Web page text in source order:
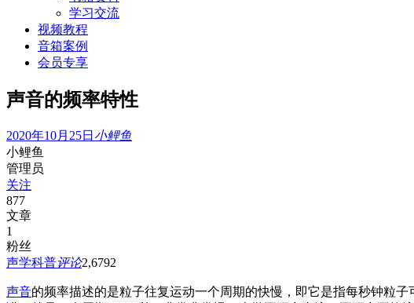
学习交流
视频教程
音箱案例
会员专享
声音的频率特性
2020年10月25日 小鲤鱼
小鲤鱼
管理员
关注
877
文章
1
粉丝
声学科普评论2,6792
声音的频率描述的是粒子往复运动一个周期的快慢，即它是指每秒钟粒